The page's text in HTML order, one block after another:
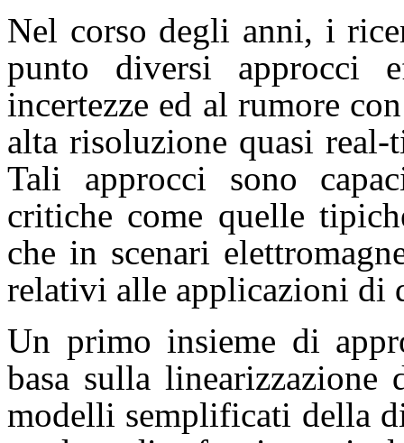
Nel corso degli anni, i
punto diversi approcci
incertezze ed al rumore
alta risoluzione quasi
Tali approcci sono
critiche come quelle
che in scenari
relativi alle applicazioni di
Un primo insieme di
basa sulla linearizzazione
modelli semplificati della